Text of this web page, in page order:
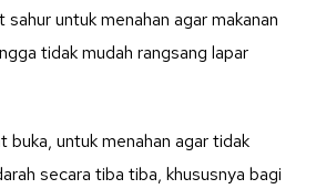
untuk menahan agar makanan
tidak mudah rangsang lapar
buka, untuk menahan agar tidak
secara tiba tiba, khususnya bagi